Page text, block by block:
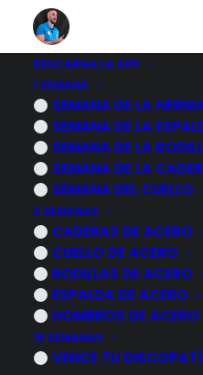
DESCARGA LA APP
1 SEMANA
SEMANA DE LA
SEMANA DE LA
SEMANA DE LA
SEMANA DE LA
SEMANA DEL CUELLO
3 SEMANAS
CADERAS DE ACERO
CUELLO DE ACERO
RODILLAS DE ACERO
ESPALDA DE ACERO
HOMBROS DE ACERO
16 SEMANAS
VENCE TU
6
mejorar
24 FEBRERO, 2025 |